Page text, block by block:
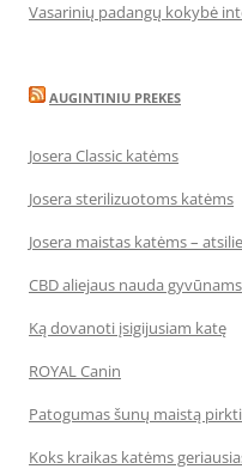
Vasarinių padangų kokybė
AUGINTINIU PREKES
Josera Classic katėms
Josera sterilizuotoms katėms
Josera maistas katėms –
CBD aliejaus nauda gyvūnams
Ką dovanoti įsigijusiam katę
ROYAL Canin
Patogumas šunų maistą
Koks kraikas katėms